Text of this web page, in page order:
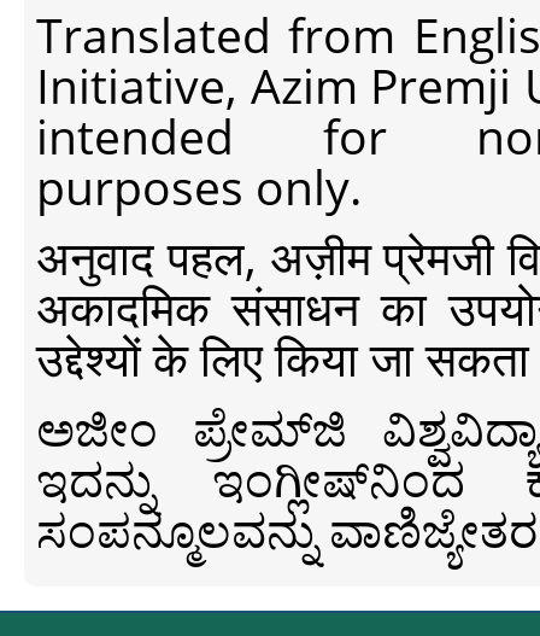
Translated from
Initiative, Azim Premji
intended for non-
purposes only.
अनुवाद पहल, अज़ीम प्रेमजी
अकादमिक संसाधन का
उद्देश्यों के लिए किया जा
ಅಜೀಂ ಪ್ರೇಮ್‍ಜಿ
ಇದನ್ನು ಇಂಗ್ಲೀಷ್‍ನಿಂದ
ಸಂಪನ್ಮೂಲವನ್ನು